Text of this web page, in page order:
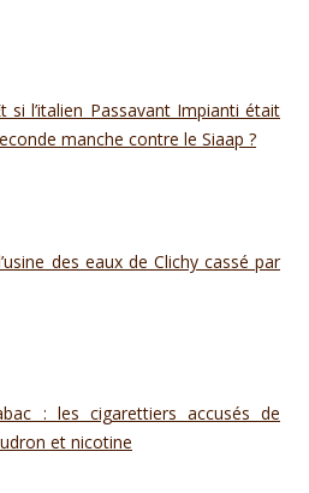
si l’italien Passavant Impianti était
manche contre le Siaap ?
des eaux de Clichy cassé par
: les cigarettiers accusés de
et nicotine